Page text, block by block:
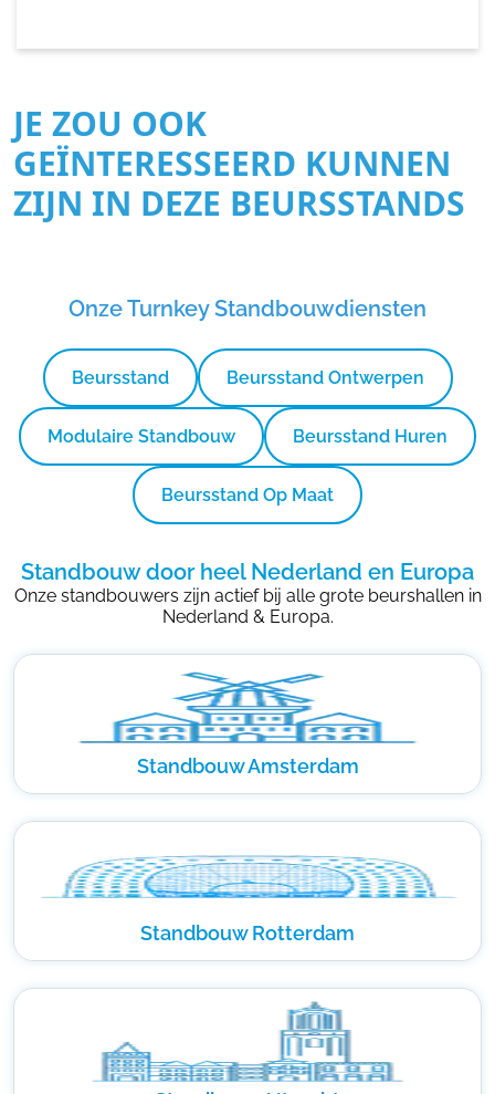
JE ZOU OOK
GEÏNTERESSEERD KUNNEN
ZIJN IN DEZE BEURSSTANDS
Onze Turnkey Standbouwdiensten
Beursstand Beursstand Ontwerpen
Modulaire Standbouw Beursstand Huren
Beursstand Op Maat
Standbouw door heel Nederland en Europa
Onze standbouwers zijn actief bij alle grote beurshallen in
Nederland & Europa.
Standbouw Amsterdam
Standbouw Rotterdam